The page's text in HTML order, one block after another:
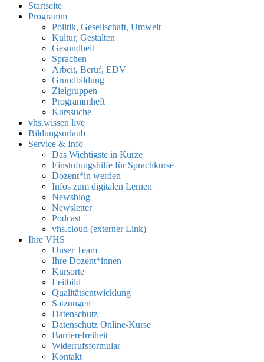
Startseite
Programm
Politik, Gesellschaft, Umwelt
Kultur, Gestalten
Gesundheit
Sprachen
Arbeit, Beruf, EDV
Grundbildung
Zielgruppen
Programmheft
Kurssuche
vhs.wissen live
Bildungsurlaub
Service & Info
Das Wichtigste in Kürze
Einstufungshilfe für Sprachkurse
Dozent*in werden
Infos zum digitalen Lernen
Newsblog
Newsletter
Podcast
vhs.cloud (externer Link)
Ihre VHS
Unser Team
Ihre Dozent*innen
Kursorte
Leitbild
Qualitätsentwicklung
Satzungen
Datenschutz
Datenschutz Online-Kurse
Barrierefreiheit
Widerrufsformular
Kontakt